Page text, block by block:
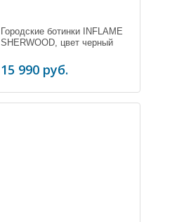
Городские ботинки INFLAME
SHERWOOD, цвет черный
15 990 руб.